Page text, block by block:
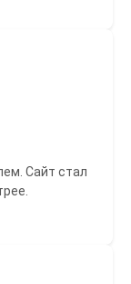
Сайт стал